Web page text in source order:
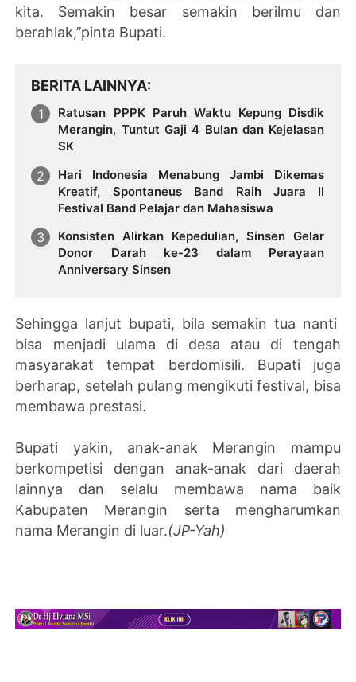
kita. Semakin besar semakin berilmu dan
berahlak,’’pinta Bupati.
BERITA LAINNYA
Ratusan PPPK Paruh Waktu Kepung Disdik
Merangin, Tuntut Gaji 4 Bulan dan Kejelasan
SK
Hari Indonesia Menabung Jambi Dikemas
Kreatif, Spontaneus Band Raih Juara II
Festival Band Pelajar dan Mahasiswa
Konsisten Alirkan Kepedulian, Sinsen Gelar
Donor Darah ke-23 dalam Perayaan
Anniversary Sinsen
Sehingga lanjut bupati, bila semakin tua nanti
bisa menjadi ulama di desa atau di tengah
masyarakat tempat berdomisili. Bupati juga
berharap, setelah pulang mengikuti festival, bisa
membawa prestasi.
Bupati yakin, anak-anak Merangin mampu
berkompetisi dengan anak-anak dari daerah
lainnya dan selalu membawa nama baik
Kabupaten Merangin serta mengharumkan
nama Merangin di luar.(JP-Yah)